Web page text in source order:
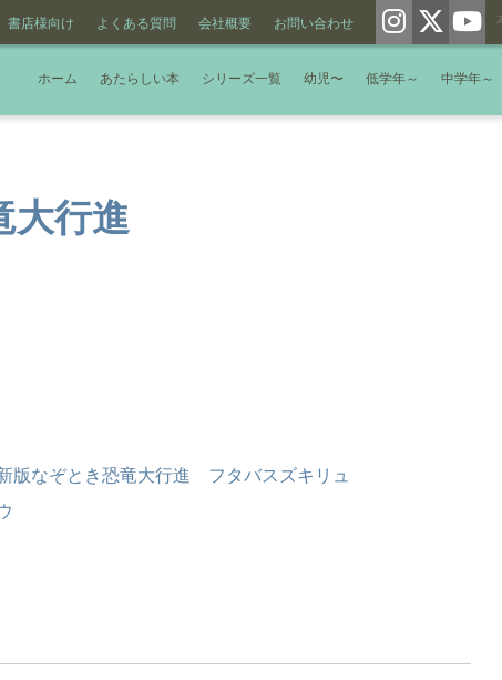
書店様向け よくある質問 会社概要 お問い合わせ
ホーム あたらしい本 シリーズ一覧 幼児〜 低学年～ 中学年～
大行進
版なぞとき恐竜大行進 フタバスズキリュ